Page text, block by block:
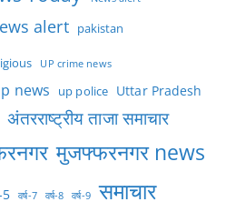
alert pakistan
UP crime news
news up police Uttar Pradesh
अंतरराष्ट्रीय ताजा समाचार
मुजफ्फरनगर news
5 वर्ष-7 वर्ष-8 वर्ष-9 समाचार